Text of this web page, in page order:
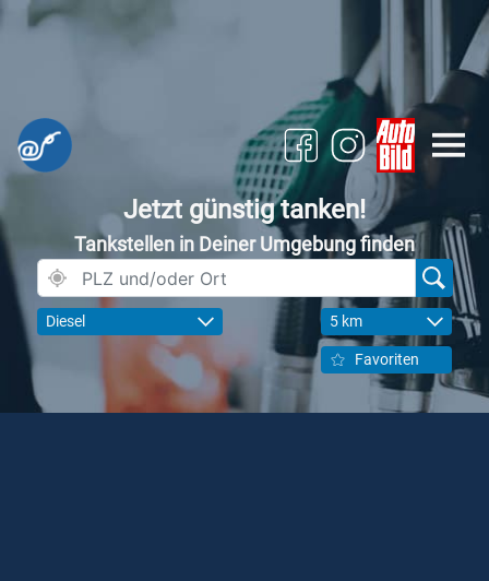
Jetzt günstig tanken!
Tankstellen in Deiner Umgebung finden
Diesel 5 km
Favoriten